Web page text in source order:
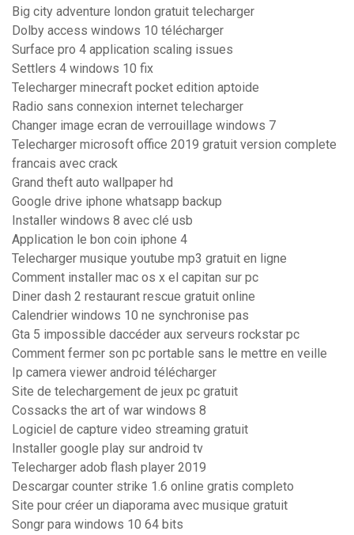
Big city adventure london gratuit telecharger
Dolby access windows 10 télécharger
Surface pro 4 application scaling issues
Settlers 4 windows 10 fix
Telecharger minecraft pocket edition aptoide
Radio sans connexion internet telecharger
Changer image ecran de verrouillage windows 7
Telecharger microsoft office 2019 gratuit version complete
francais avec crack
Grand theft auto wallpaper hd
Google drive iphone whatsapp backup
Installer windows 8 avec clé usb
Application le bon coin iphone 4
Telecharger musique youtube mp3 gratuit en ligne
Comment installer mac os x el capitan sur pc
Diner dash 2 restaurant rescue gratuit online
Calendrier windows 10 ne synchronise pas
Gta 5 impossible daccéder aux serveurs rockstar pc
Comment fermer son pc portable sans le mettre en veille
Ip camera viewer android télécharger
Site de telechargement de jeux pc gratuit
Cossacks the art of war windows 8
Logiciel de capture video streaming gratuit
Installer google play sur android tv
Telecharger adob flash player 2019
Descargar counter strike 1.6 online gratis completo
Site pour créer un diaporama avec musique gratuit
Songr para windows 10 64 bits